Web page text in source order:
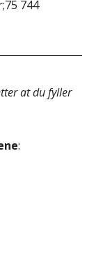
744
at du fyller
: